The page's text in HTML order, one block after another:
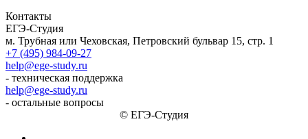
Контакты
ЕГЭ-Студия
м. Трубная или Чеховская, Петровский бульвар 15, стр. 1
+7 (495) 984-09-27
help@ege-study.ru
- техническая поддержка
help@ege-study.ru
- остальные вопросы
© ЕГЭ-Студия